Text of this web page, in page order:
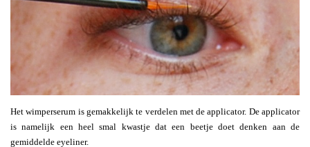
Het wimperserum is gemakkelijk te verdelen met de applicator. De applicator
is namelijk een heel smal kwastje dat een beetje doet denken aan de
gemiddelde eyeliner.